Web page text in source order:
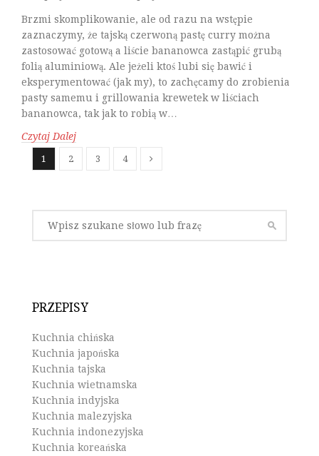
Brzmi skomplikowanie, ale od razu na wstępie
zaznaczymy, że tajską czerwoną pastę curry można
zastosować gotową a liście bananowca zastąpić grubą
folią aluminiową. Ale jeżeli ktoś lubi się bawić i
eksperymentować (jak my), to zachęcamy do zrobienia
pasty samemu i grillowania krewetek w liściach
bananowca, tak jak to robią w…
Czytaj Dalej
1 2 3 4
PRZEPISY
Kuchnia chińska
Kuchnia japońska
Kuchnia tajska
Kuchnia wietnamska
Kuchnia indyjska
Kuchnia malezyjska
Kuchnia indonezyjska
Kuchnia koreańska